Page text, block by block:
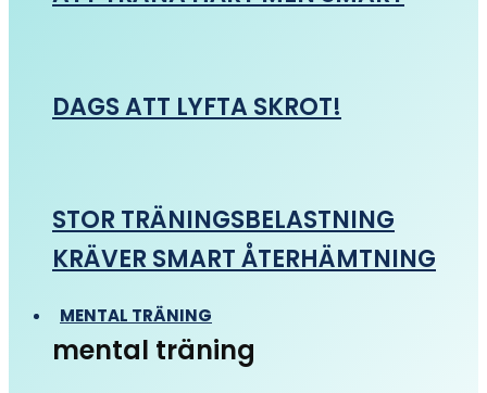
DAGS ATT LYFTA SKROT!
STOR TRÄNINGSBELASTNING
KRÄVER SMART ÅTERHÄMTNING
MENTAL TRÄNING
mental träning